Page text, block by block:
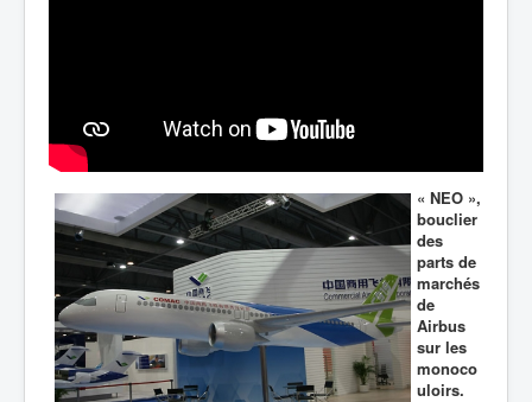
« NEO »,
bouclier
des
parts de
marchés
de
Airbus
sur les
monoco
uloirs.